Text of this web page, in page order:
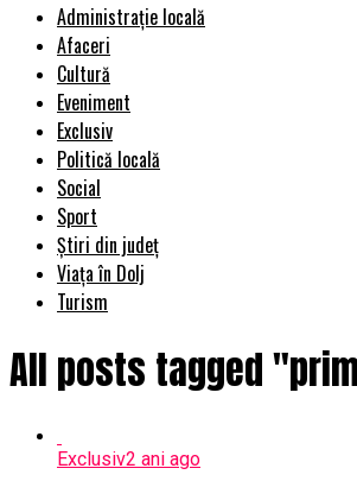
Administrație locală
Afaceri
Cultură
Eveniment
Exclusiv
Politică locală
Social
Sport
Știri din județ
Viața în Dolj
Turism
All posts tagged
Exclusiv2 ani ago